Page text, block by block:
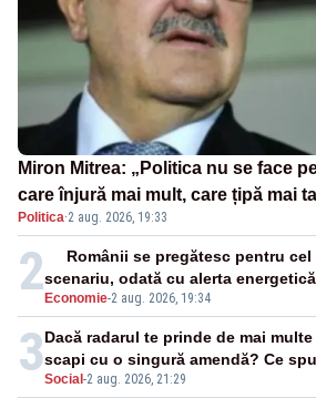
Miron Mitrea: „Politica nu se face
care înjură mai mult, care țipă mai
Politica·2 aug. 2026, 19:33
2Economie-2 aug. 2026, 19:34
Românii se pregătesc pentru cel
scenariu, odată cu alerta energetică
3Social-2 aug. 2026, 21:29
Dacă radarul te prinde de mai
scapi cu o singură amendă? Ce